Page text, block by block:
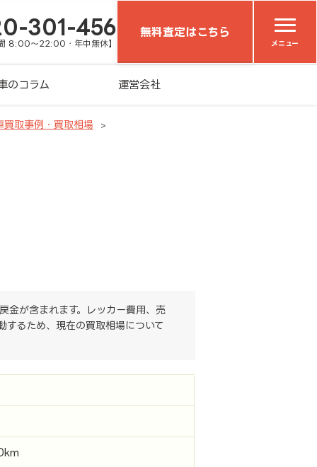
301-456
8:00～22:00・年中無休】
無料査定はこちら
メニュー
のコラム 運営会社
買取事例・買取相場
金が含まれます。レッカー費用、売
するため、現在の買取相場について